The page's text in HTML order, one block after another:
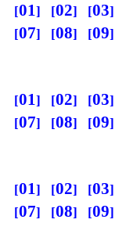
01 02 03
07
08 09
01 02 03
07
08 09
01 02 03
07
08 09